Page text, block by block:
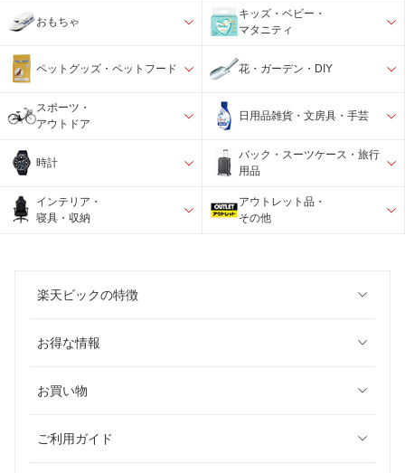
おもちゃ
キッズ・ベビー・
マタニティ
ペットグッズ・ペットフード 花・ガーデン・DIY
スポーツ・
アウトドア
日用品雑貨・文房具・手芸
時計
バック・スーツケース・旅行
用品
インテリア・
寝具・収納
アウトレット品・
その他
楽天ビックの特徴
お得な情報
お買い物
ご利用ガイド